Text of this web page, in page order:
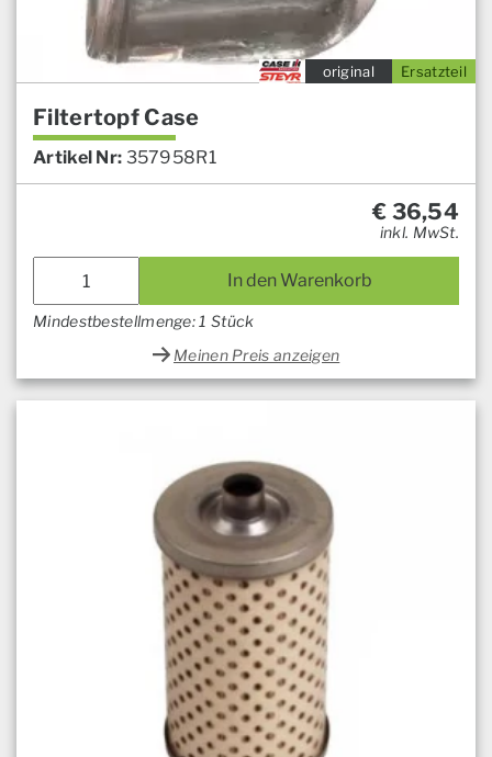
Ersatzteil
original
Filtertopf Case
Artikel Nr: 357958R1
€ 36,54
inkl. MwSt.
In den Warenkorb
Mindestbestellmenge: 1 Stück
Meinen Preis anzeigen